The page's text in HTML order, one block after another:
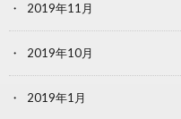
2019年11月
2019年10月
2019年1月